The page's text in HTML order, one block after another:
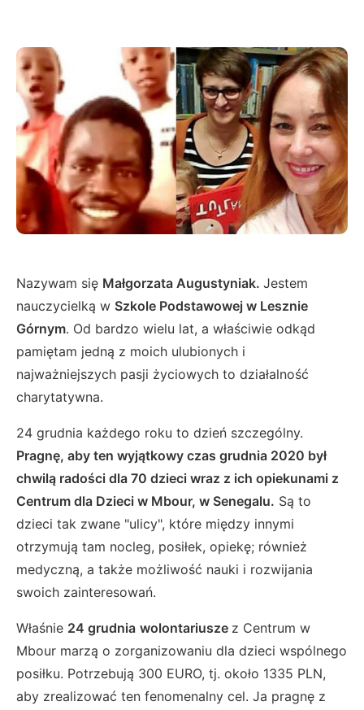
Nazywam się Małgorzata Augustyniak. Jestem
nauczycielką w Szkole Podstawowej w Lesznie
Górnym. Od bardzo wielu lat, a właściwie odkąd
pamiętam jedną z moich ulubionych i
najważniejszych pasji życiowych to działalność
charytatywna.
24 grudnia każdego roku to dzień szczególny.
Pragnę, aby ten wyjątkowy czas grudnia 2020 był
chwilą radości dla 70 dzieci wraz z ich opiekunami z
Centrum dla Dzieci w Mbour, w Senegalu. Są to
dzieci tak zwane "ulicy", które między innymi
otrzymują tam nocleg, posiłek, opiekę; również
medyczną, a także możliwość nauki i rozwijania
swoich zainteresowań.
Właśnie 24 grudnia wolontariusze z Centrum w
Mbour marzą o zorganizowaniu dla dzieci wspólnego
posiłku. Potrzebują 300 EURO, tj. około 1335 PLN,
aby zrealizować ten fenomenalny cel. Ja pragnę z